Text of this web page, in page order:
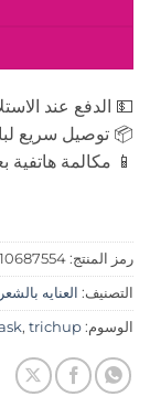
💵 الدفع عند
📦 توصيل سريع
📱 مكالمة هاتفية
رمز المنتج:
التصنيف: العنايه بالشعر Hair care
الوسوم: , trichup